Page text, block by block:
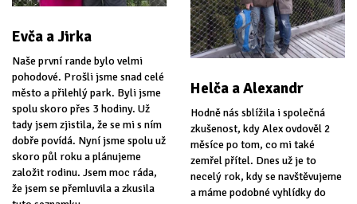
Evča a Jirka
Naše první rande bylo velmi
pohodové. Prošli jsme snad celé
město a přilehlý park. Byli jsme
spolu skoro přes 3 hodiny. Už
tady jsem zjistila, že se mi s ním
dobře povídá. Nyní jsme spolu už
skoro půl roku a plánujeme
založit rodinu. Jsem moc ráda,
že jsem se přemluvila a zkusila
Helča a Alexandr
Hodně nás sblížila i společná
zkušenost, kdy Alex ovdověl 2
měsíce po tom, co mi také
zemřel přítel. Dnes už je to
necelý rok, kdy se navštěvujeme
a máme podobné vyhlídky do